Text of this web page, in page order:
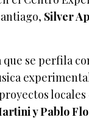
Silver
que se perfila
locales
y Pablo